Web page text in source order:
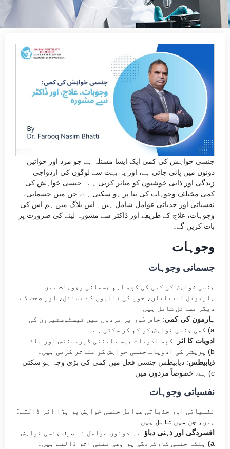
جنسی خواہش کی کمی ایک ایسا مسئلہ ہے جو مرد اور خواتین
دونوں میں پائی جاتی ہے، اور یہ بہت سے لوگوں کی ازدواجی
زندگی اور ذاتی خوشیوں کو متاثر کرتی ہے۔ جنسی خواہش کی
کمی مختلف وجوہات کی بنا پر ہو سکتی ہے، جن میں جسمانی،
نفسیاتی اور جذباتی عوامل شامل ہیں۔ اس بلاگ میں ہم اس کی
وجوہات، علاج کے طریقے اور ڈاکٹر سے مشورہ لینے کی ضرورت پر
بات کریں گے۔
وجوہات
جسمانی وجوہات
:جنسی خواہش کی کمی کی کچھ اہم جسمانی وجوہات میں
ہارمونل تبدیلیاں، خون کی نالیوں کے مسائل، اور صحت کے
دیگر مسائل شامل ہیں
ہارمون کی کمی: خاص طور پر مردوں میں ٹیسٹوسٹیرون کی
کمی جنسی خواہش کو کم کر سکتی ہے۔ (a
ادویات کا اثر : کچھ ادویات جیسے اینٹی ڈپریسنٹس اور بلڈ
پریشر کی ادویات جنسی خواہش کو متاثر کرتی ہیں۔ (b
ذیابیطس: ذیابیطس جنسی فعل میں کمی کی بڑی وجہ ہو سکتی
ہے، خصوصاً مردوں میں (c​
نفسیاتی وجوہات
:نفسیاتی اور جذباتی عوامل جنسی خواہش پر بڑا اثر ڈالتے
ہیں، جن میں شامل ہیں
افسردگی اور ذہنی دباؤ: یہ دونوں عوامل نہ صرف جنسی خواہش
(a